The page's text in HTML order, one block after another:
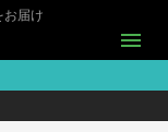
お届け
menu